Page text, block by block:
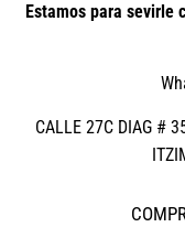
Estamos para sevirle
CALLE 27C DIAG #